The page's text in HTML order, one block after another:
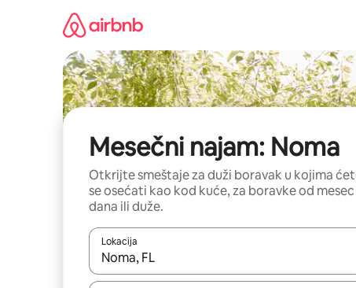
Mesečni najam: Noma
Otkrijte smeštaje za duži boravak u kojima
se osećati kao kod kuće, za boravke od mesec
dana ili duže.
Lokacija
Kad su rezultati dostupni, možete da se krećete